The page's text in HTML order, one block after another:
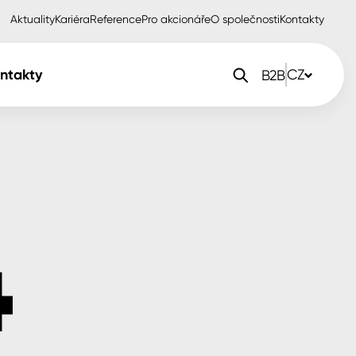
AktualityKariéraReferencePro akcionářeO společnostiKontakty
B2BCZ